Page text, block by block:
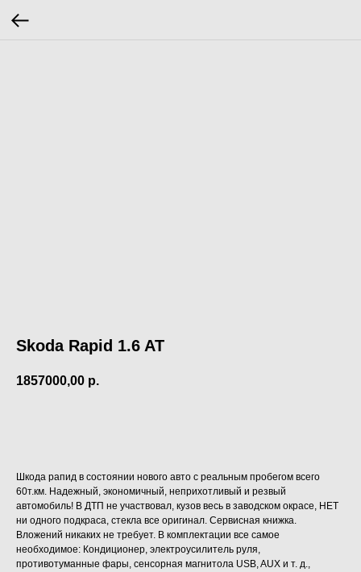
Skoda Rapid 1.6 AT
1857000,00 р.
Шкода рапид в состоянии нового авто с реальным пробегом всего
60т.км. Надежный, экономичный, неприхотливый и резвый
автомобиль! В ДТП не участвовал, кузов весь в заводском окрасе, НЕТ
ни одного подкраса, стекла все оригинал. Сервисная книжка.
Вложений никаких не требует. В комплектации все самое
необходимое: Кондиционер, электроусилитель руля,
противотуманные фары, сенсорная магнитола USB, AUX и т. д.,